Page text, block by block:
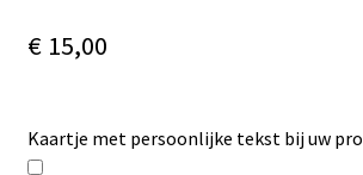
€15,00
Kaartje met persoonlijke tekst bij uw